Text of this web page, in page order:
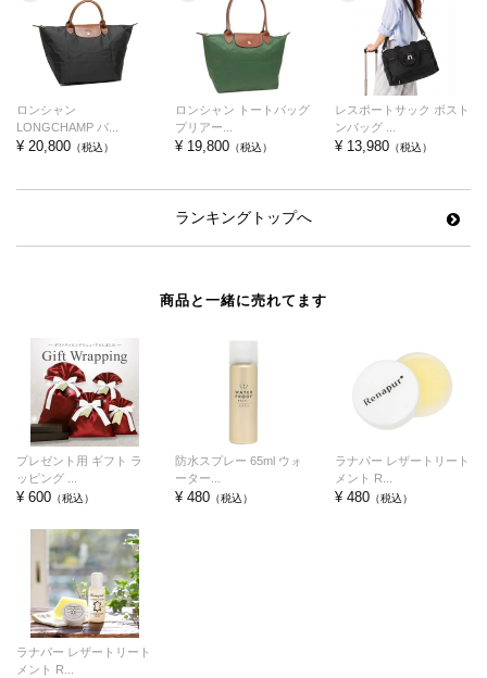
ロンシャン
LONGCHAMP バ...
¥ 20,800 （税込）
ロンシャン トートバッグ
プリアー...
¥ 19,800 （税込）
レスポートサック ボスト
ンバッグ ...
¥ 13,980（税込）
ランキングトップへ
商品と一緒に売れてます
プレゼント用 ギフト ラ
ッピング ...
¥ 600 （税込）
防水スプレー 65ml ウォ
ーター...
¥ 480 （税込）
ラナパー レザートリート
メント R...
¥ 480（税込）
ラナパー レザートリート
メント R...